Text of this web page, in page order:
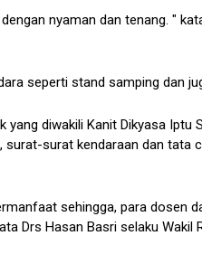
nyaman dan tenang. "
seperti stand samping dan
diwakili Kanit Dikyasa Iptu
surat kendaraan dan tata
sehingga, para dosen
Drs Hasan Basri selaku Wakil